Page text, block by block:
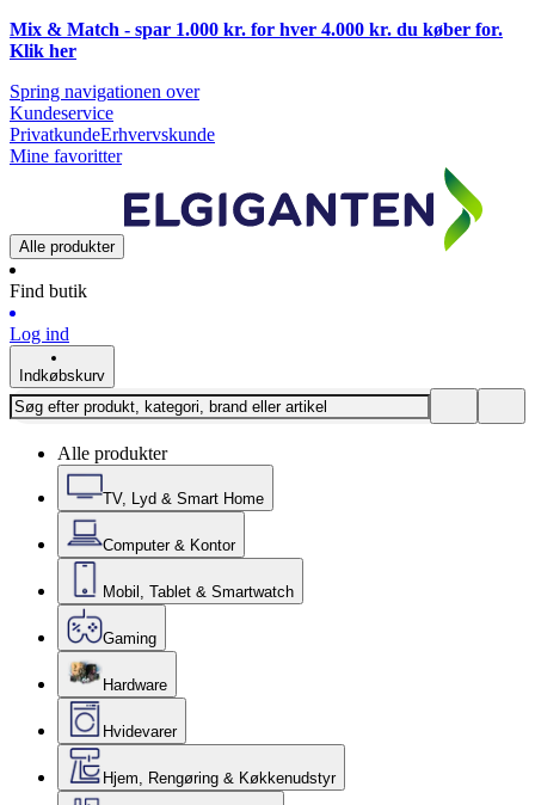
Mix & Match - spar 1.000 kr. for hver 4.000 kr. du køber for.
Klik her
Spring navigationen over
Kundeservice
PrivatkundeErhvervskunde
Mine favoritter
Alle produkter
Find butik
Log ind
Indkøbskurv
Alle produkter
TV, Lyd & Smart Home
Computer & Kontor
Mobil, Tablet & Smartwatch
Gaming
Hardware
Hvidevarer
Hjem, Rengøring & Køkkenudstyr